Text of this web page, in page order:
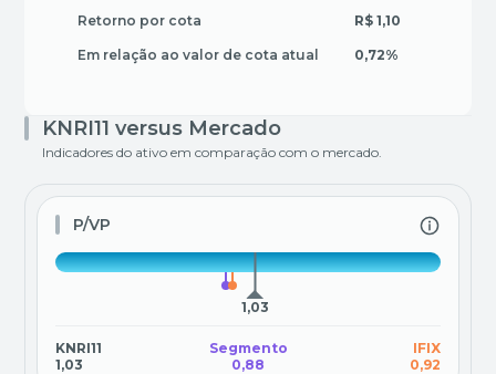
Retorno por cota R$ 1,10
Em relação ao valor de cota atual 0,72%
KNRI11 versus Mercado
Indicadores do ativo em comparação com o mercado.
P/VP
1,03
KNRI11
1,03
Segmento
0,88
IFIX
0,92